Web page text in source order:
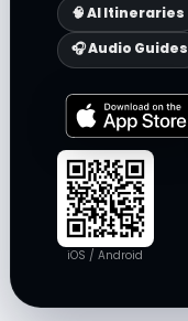
🧠 AI Itineraries
🎧 Audio Guides
iOS / Android